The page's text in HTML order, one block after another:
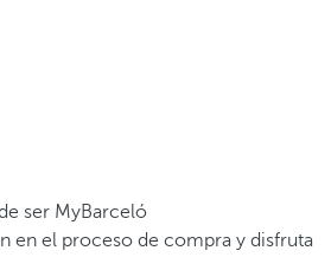
ser MyBarceló
en el proceso de compra y disfruta